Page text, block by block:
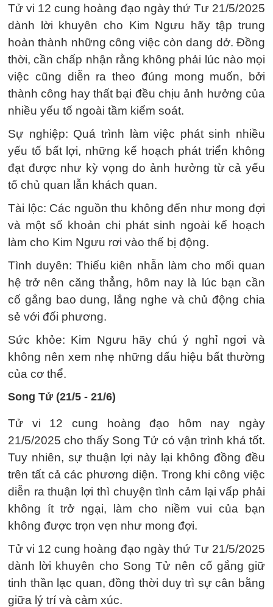
Tử vi 12 cung hoàng đạo ngày thứ Tư 21/5/2025
dành lời khuyên cho Kim Ngưu hãy tập trung
hoàn thành những công việc còn dang dở. Đồng
thời, cần chấp nhận rằng không phải lúc nào mọi
việc cũng diễn ra theo đúng mong muốn, bởi
thành công hay thất bại đều chịu ảnh hưởng của
nhiều yếu tố ngoài tầm kiểm soát.
Sự nghiệp: Quá trình làm việc phát sinh nhiều
yếu tố bất lợi, những kế hoạch phát triển không
đạt được như kỳ vọng do ảnh hưởng từ cả yếu
tố chủ quan lẫn khách quan.
Tài lộc: Các nguồn thu không đến như mong đợi
và một số khoản chi phát sinh ngoài kế hoạch
làm cho Kim Ngưu rơi vào thế bị động.
Tình duyên: Thiếu kiên nhẫn làm cho mối quan
hệ trở nên căng thẳng, hôm nay là lúc bạn cần
cố gắng bao dung, lắng nghe và chủ động chia
sẻ với đối phương.
Sức khỏe: Kim Ngưu hãy chú ý nghỉ ngơi và
không nên xem nhẹ những dấu hiệu bất thường
của cơ thể.
Song Tử (21/5 - 21/6)
Tử vi 12 cung hoàng đạo hôm nay ngày
21/5/2025 cho thấy Song Tử có vận trình khá tốt.
Tuy nhiên, sự thuận lợi này lại không đồng đều
trên tất cả các phương diện. Trong khi công việc
diễn ra thuận lợi thì chuyện tình cảm lại vấp phải
không ít trở ngại, làm cho niềm vui của bạn
không được trọn vẹn như mong đợi.
Tử vi 12 cung hoàng đạo ngày thứ Tư 21/5/2025
dành lời khuyên cho Song Tử nên cố gắng giữ
tinh thần lạc quan, đồng thời duy trì sự cân bằng
giữa lý trí và cảm xúc.